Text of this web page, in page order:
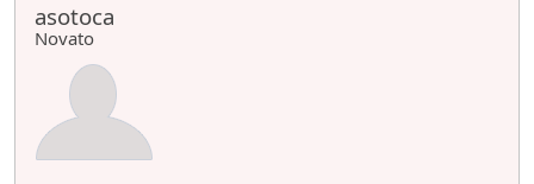
asotoca
Novato